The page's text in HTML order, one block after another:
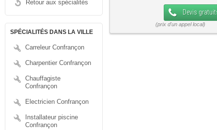
Retour aux spécialités
SPÉCIALITÉS DANS LA VILLE
Carreleur Confrançon
Charpentier Confrançon
Chauffagiste
Confrançon
Electricien Confrançon
Installateur piscine
Confrançon
Devis